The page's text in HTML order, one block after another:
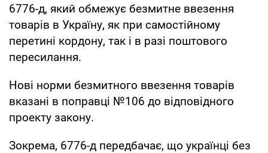
6776-д, який обмежує безмитне ввезення
товарів в Україну, як при самостійному
перетині кордону, так і в разі поштового
пересилання.
Нові норми безмитного ввезення товарів
вказані в поправці №106 до відповідного
проекту закону.
Зокрема, 6776-д передбачає, що українці без